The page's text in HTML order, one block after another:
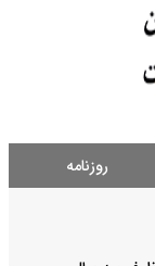
روزنامه